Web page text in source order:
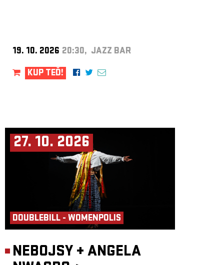
19. 10. 2026 20:30, JAZZ BAR
KUP TEĎ!
27. 10. 2026
DOUBLEBILL - WOMENPOLIS
NEBOJSY + ANGELA